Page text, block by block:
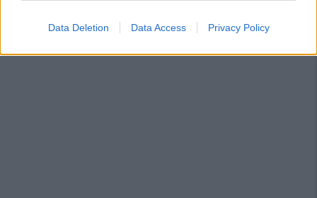
Data Deletion Data Access Privacy Policy